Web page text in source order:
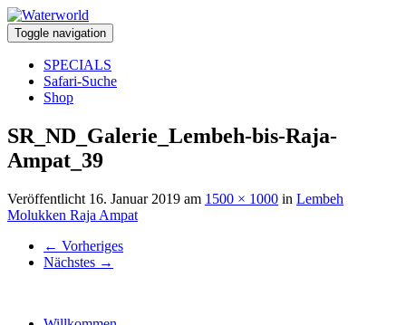
Toggle navigation
SPECIALS
Safari-Suche
Shop
SR_ND_Galerie_Lembeh-bis-Raja-
Ampat_39
Veröffentlicht 16. Januar 2019 am 1500 × 1000 in Lembeh
Molukken Raja Ampat
← Vorheriges
Nächstes →